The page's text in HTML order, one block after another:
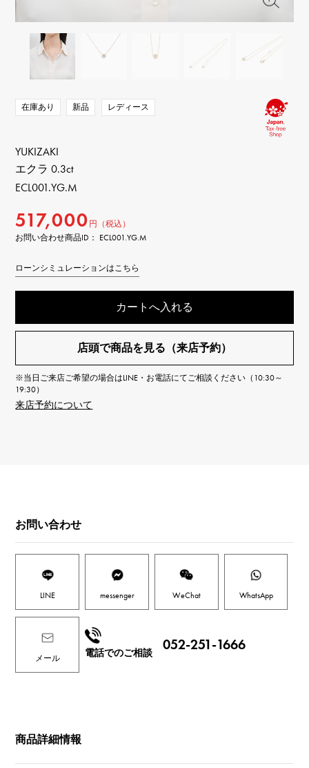
DUNAMIS
置き時計
ヴィンテージウォッチ
オリジナルジュエリー一覧へ
在庫あり 新品 レディース
YUKIZAKI
エクラ 0.3ct
ECL001.YG.M
517,000 円（税込）
お問い合わせ商品ID： ECL001.YG.M
ローンシミュレーションはこちら
カートへ入れる
店頭で商品を見る（来店予約）
※当日ご来店ご希望の場合はLINE・お電話にてご相談ください（10:30～
19:30）
来店予約について
お問い合わせ
LINE messenger WeChat WhatsApp
メール 電話でのご相談
052-251-1666
商品詳細情報